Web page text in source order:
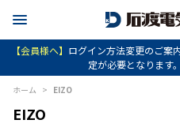
【会員様へ】 ログイン方法変更のご案
定が必要となります
ホーム > EIZO
EIZO